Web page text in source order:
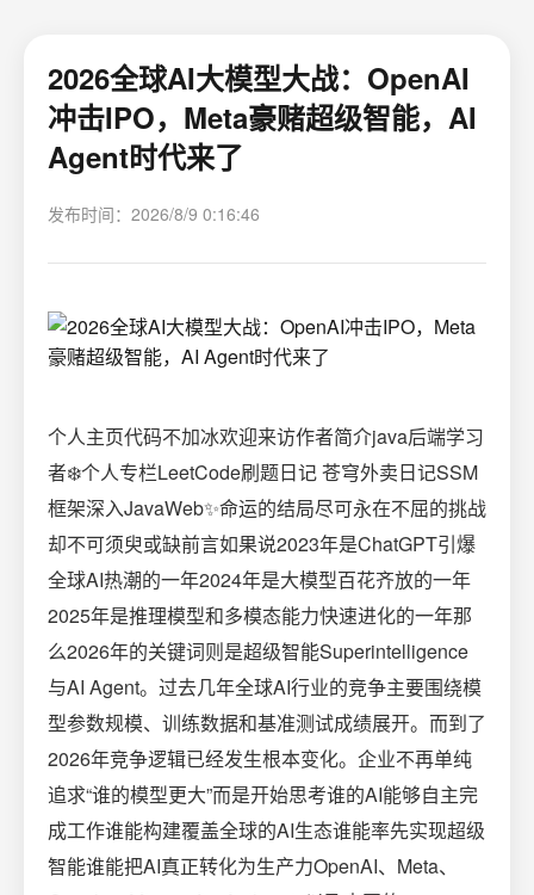
2026全球AI大模型大战：OpenAI
冲击IPO，Meta豪赌超级智能，AI
Agent时代来了
发布时间：2026/8/9 0:16:46
个人主页代码不加冰欢迎来访作者简介java后端学习
者❄️个人专栏LeetCode刷题日记 苍穹外卖日记SSM
框架深入JavaWeb✨命运的结局尽可永在不屈的挑战
却不可须臾或缺前言如果说2023年是ChatGPT引爆
全球AI热潮的一年2024年是大模型百花齐放的一年
2025年是推理模型和多模态能力快速进化的一年那
么2026年的关键词则是超级智能Superintelligence
与AI Agent。过去几年全球AI行业的竞争主要围绕模
型参数规模、训练数据和基准测试成绩展开。而到了
2026年竞争逻辑已经发生根本变化。企业不再单纯
追求“谁的模型更大”而是开始思考谁的AI能够自主完
成工作谁能构建覆盖全球的AI生态谁能率先实现超级
智能谁能把AI真正转化为生产力OpenAI、Meta、